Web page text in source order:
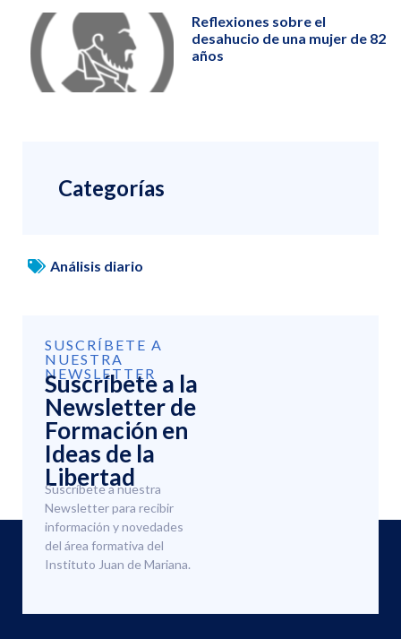
Reflexiones sobre el
desahucio de una mujer de 82
años
Categorías
Análisis diario
SUSCRÍBETE A
NUESTRA
NEWSLETTER
Suscríbete a la
Newsletter de
Formación en
Ideas de la
Libertad
Suscríbete a nuestra
Newsletter para recibir
información y novedades
del área formativa del
Instituto Juan de Mariana.